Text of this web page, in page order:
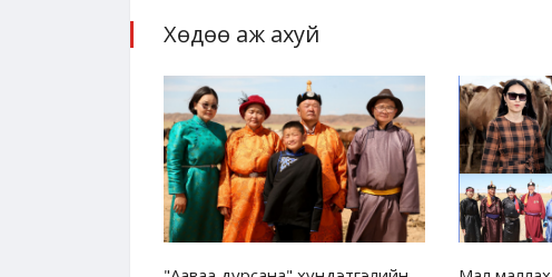
Хөдөө аж ахуй